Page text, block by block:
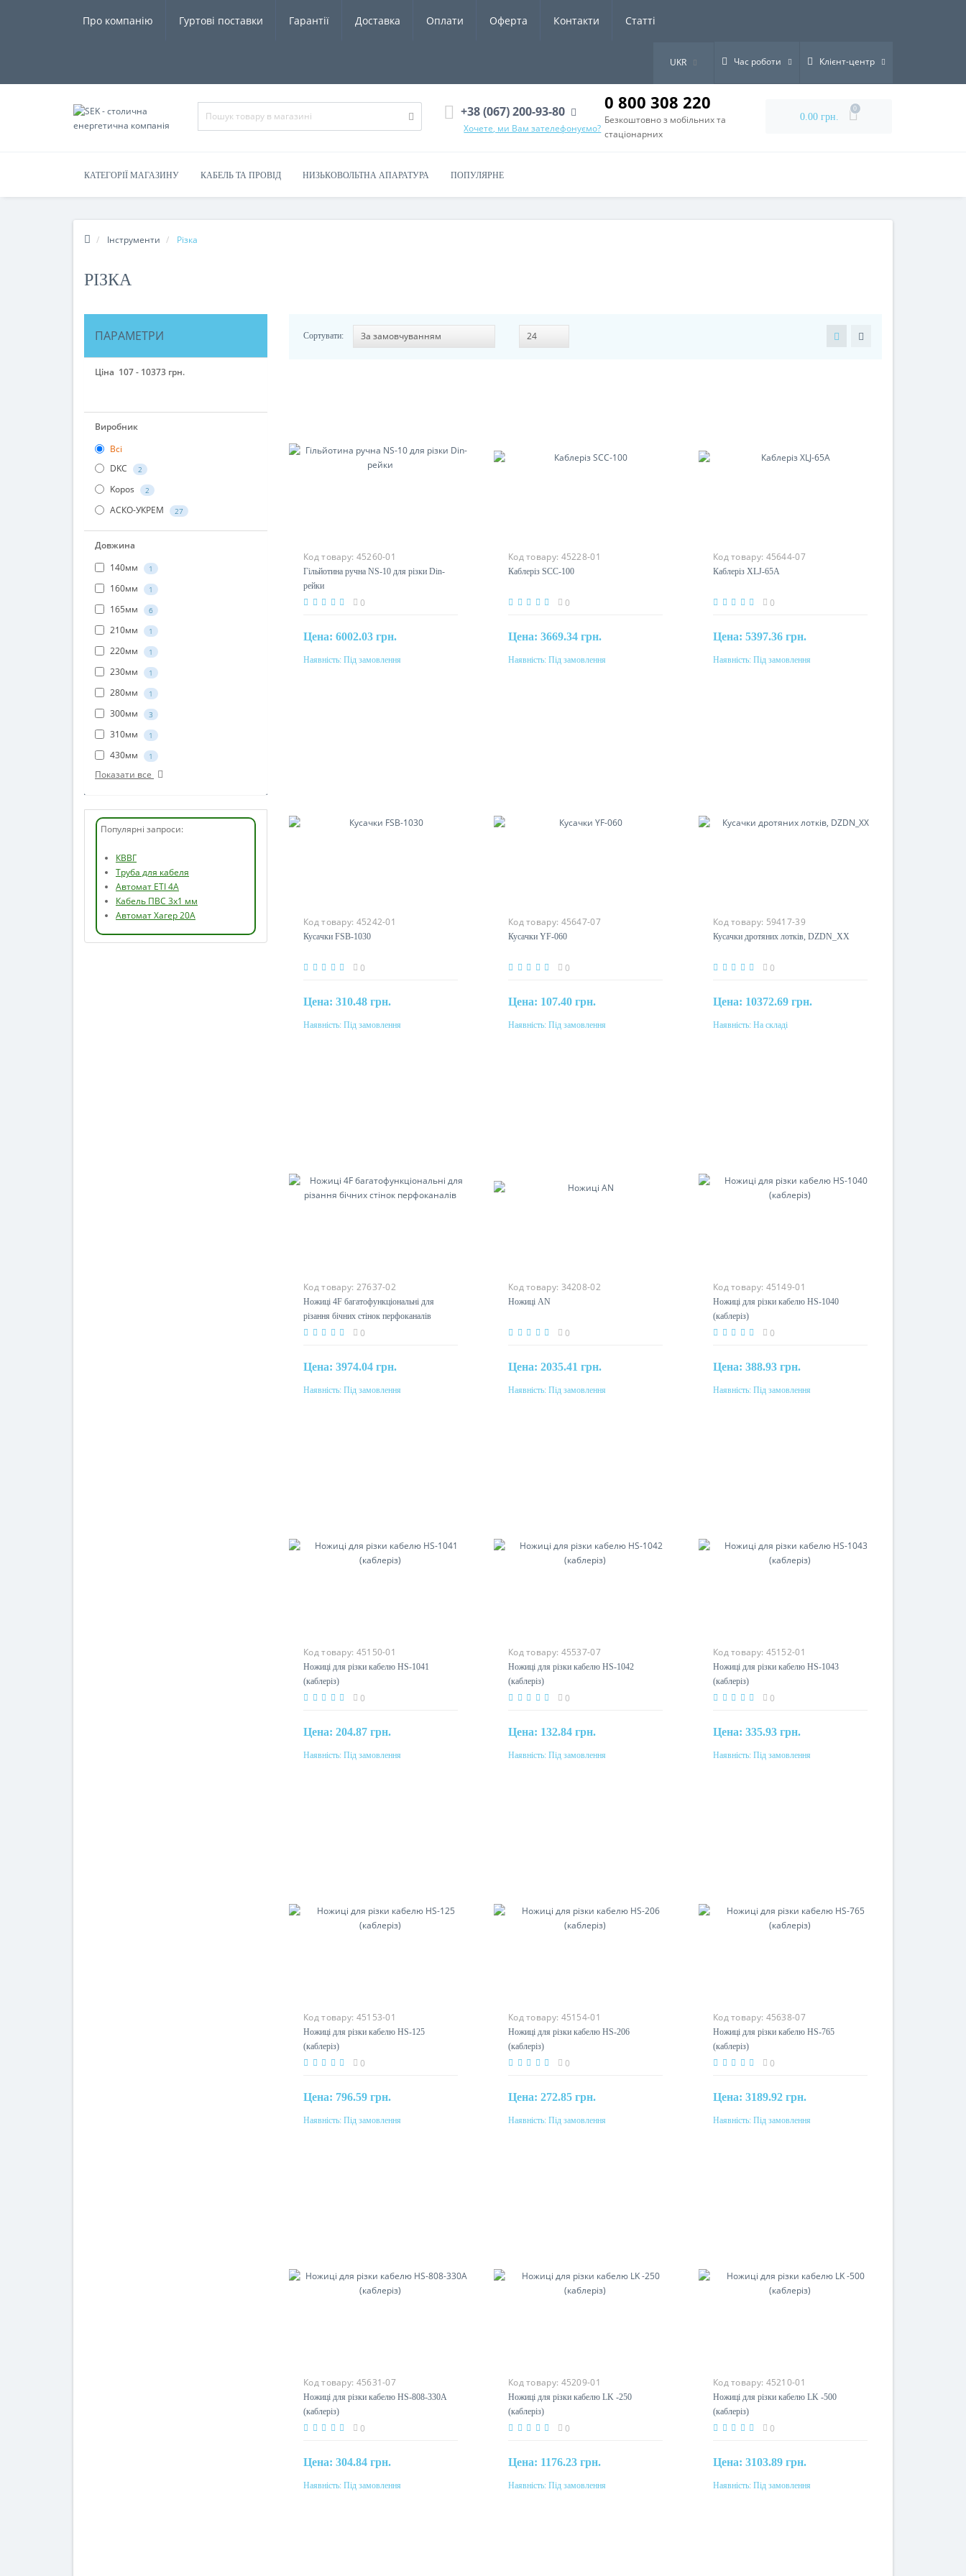
Про компанію Гуртові поставки Гарантії Доставка Оплати Оферта Контакти Статті
UKR Час роботи Клієнт-центр
+38 (067) 200-93-80
Хочете, ми Вам зателефонуємо?
0 800 308 220
Безкоштовно з мобільних та
стаціонарних
0.00 грн.
0
КАТЕГОРІЇ МАГАЗИНУ КАБЕЛЬ ТА ПРОВІД НИЗЬКОВОЛЬТНА АПАРАТУРА ПОПУЛЯРНЕ
Інструменти Різка
РІЗКА
ПАРАМЕТРИ
Ціна 107- 10373 грн.
Виробник
Всі
DKC
2
Kopos 2
АСКО-УКРЕМ 27
Довжина
140мм
1
160мм 1
165мм 6
210мм 1
220мм 1
230мм 1
280мм 1
300мм 3
310мм 1
430мм 1
КВВГ
Труба для кабеля
Автомат ETI 4А
Кабель ПВС 3х1 мм
Автомат Хагер 20А
Сортувати:
Код товару: 45260-01
Гільйотина ручна NS-10 для різки
Din-рейки
0
Цена: 6002.03 грн.
Під замовлення
Наявність: Під замовлення
Код товару: 45228-01
Каблеріз SCC-100
0
Цена: 3669.34 грн.
Під замовлення
Наявність: Під замовлення
Код товару: 45644-07
Каблеріз XLJ-65A
0
Цена: 5397.36 грн.
Під замовлення
Наявність: Під замовлення
Код товару: 45242-01
Кусачки FSB-1030
0
Цена: 310.48 грн.
Під замовлення
Наявність: Під замовлення
Код товару: 45647-07
Кусачки YF-060
0
Цена: 107.40 грн.
Під замовлення
Наявність: Під замовлення
Код товару: 59417-39
Кусачки дротяних лотків, DZDN_XX
0
Цена: 10372.69 грн.
Купити
Наявність: На складі
Код товару: 27637-02
Ножиці 4F багатофункціональні для
різання бічних стінок перфоканалів
0
Цена: 3974.04 грн.
Під замовлення
Наявність: Під замовлення
Код товару: 34208-02
Ножиці AN
0
Цена: 2035.41 грн.
Під замовлення
Наявність: Під замовлення
Код товару: 45149-01
Ножиці для різки кабелю HS-1040
(каблеріз)
0
Цена: 388.93 грн.
Під замовлення
Наявність: Під замовлення
Код товару: 45150-01
Ножиці для різки кабелю HS-1041
(каблеріз)
0
Цена: 204.87 грн.
Під замовлення
Наявність: Під замовлення
Код товару: 45537-07
Ножиці для різки кабелю HS-1042
(каблеріз)
0
Цена: 132.84 грн.
Під замовлення
Наявність: Під замовлення
Код товару: 45152-01
Ножиці для різки кабелю HS-1043
(каблеріз)
0
Цена: 335.93 грн.
Під замовлення
Наявність: Під замовлення
Код товару: 45153-01
Ножиці для різки кабелю HS-125
(каблеріз)
0
Цена: 796.59 грн.
Під замовлення
Наявність: Під замовлення
Код товару: 45154-01
Ножиці для різки кабелю HS-206
(каблеріз)
0
Цена: 272.85 грн.
Під замовлення
Наявність: Під замовлення
Код товару: 45638-07
Ножиці для різки кабелю HS-765
(каблеріз)
0
Цена: 3189.92 грн.
Під замовлення
Наявність: Під замовлення
Код товару: 45631-07
Ножиці для різки кабелю HS-808-
330А (каблеріз)
0
Цена: 304.84 грн.
Під замовлення
Наявність: Під замовлення
Код товару: 45209-01
Ножиці для різки кабелю LK -250
(каблеріз)
0
Цена: 1176.23 грн.
Під замовлення
Наявність: Під замовлення
Код товару: 45210-01
Ножиці для різки кабелю LK -500
(каблеріз)
0
Цена: 3103.89 грн.
Під замовлення
Наявність: Під замовлення